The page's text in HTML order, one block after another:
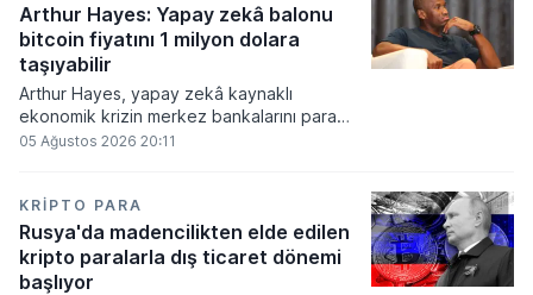
küresel gelişmelere çevrildi.
Arthur Hayes: Yapay zekâ balonu
bitcoin fiyatını 1 milyon dolara
taşıyabilir
Arthur Hayes, yapay zekâ kaynaklı
ekonomik krizin merkez bankalarını para
basmaya zorlayacağını ve bu durumun
kayıplarının tetikleyeceği kredi krizinin
küresel likidite artışına yol açacağını belirtti
ve bitcoinin bu süreçte en hızlı tepki veren
varlık olacağı vurguladı.
05 Ağustos 2026 20:11
KRIPTO PARA
Rusya'da madencilikten elde edilen
kripto paralarla dış ticaret dönemi
başlıyor